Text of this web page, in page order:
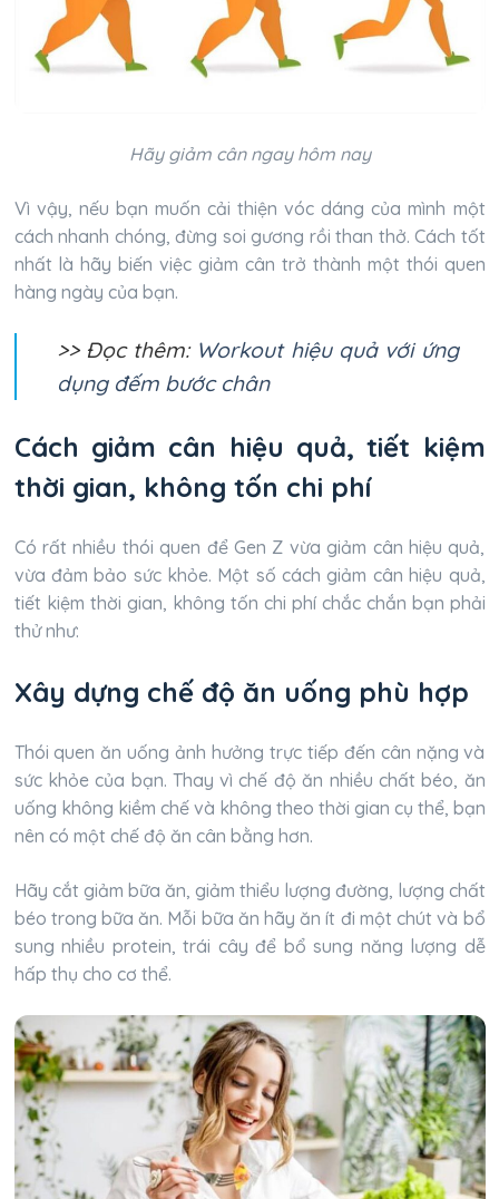
Hãy giảm cân ngay hôm nay
Vì vậy, nếu bạn muốn cải thiện vóc dáng của mình một
cách nhanh chóng, đừng soi gương rồi than thở. Cách tốt
nhất là hãy biến việc giảm cân trở thành một thói quen
hàng ngày của bạn.
>> Đọc thêm:Workout hiệu quả với ứng
dụng đếm bước chân
Cách giảm cân hiệu quả, tiết kiệm
thời gian, không tốn chi phí
Có rất nhiều thói quen để Gen Z vừa giảm cân hiệu quả,
vừa đảm bảo sức khỏe. Một số cách giảm cân hiệu quả,
tiết kiệm thời gian, không tốn chi phí chắc chắn bạn phải
thử như:
Xây dựng chế độ ăn uống phù hợp
Thói quen ăn uống ảnh hưởng trực tiếp đến cân nặng và
sức khỏe của bạn. Thay vì chế độ ăn nhiều chất béo, ăn
uống không kiềm chế và không theo thời gian cụ thể, bạn
nên có một chế độ ăn cân bằng hơn.
Hãy cắt giảm bữa ăn, giảm thiểu lượng đường, lượng chất
béo trong bữa ăn. Mỗi bữa ăn hãy ăn ít đi một chút và bổ
sung nhiều protein, trái cây để bổ sung năng lượng dễ
hấp thụ cho cơ thể.